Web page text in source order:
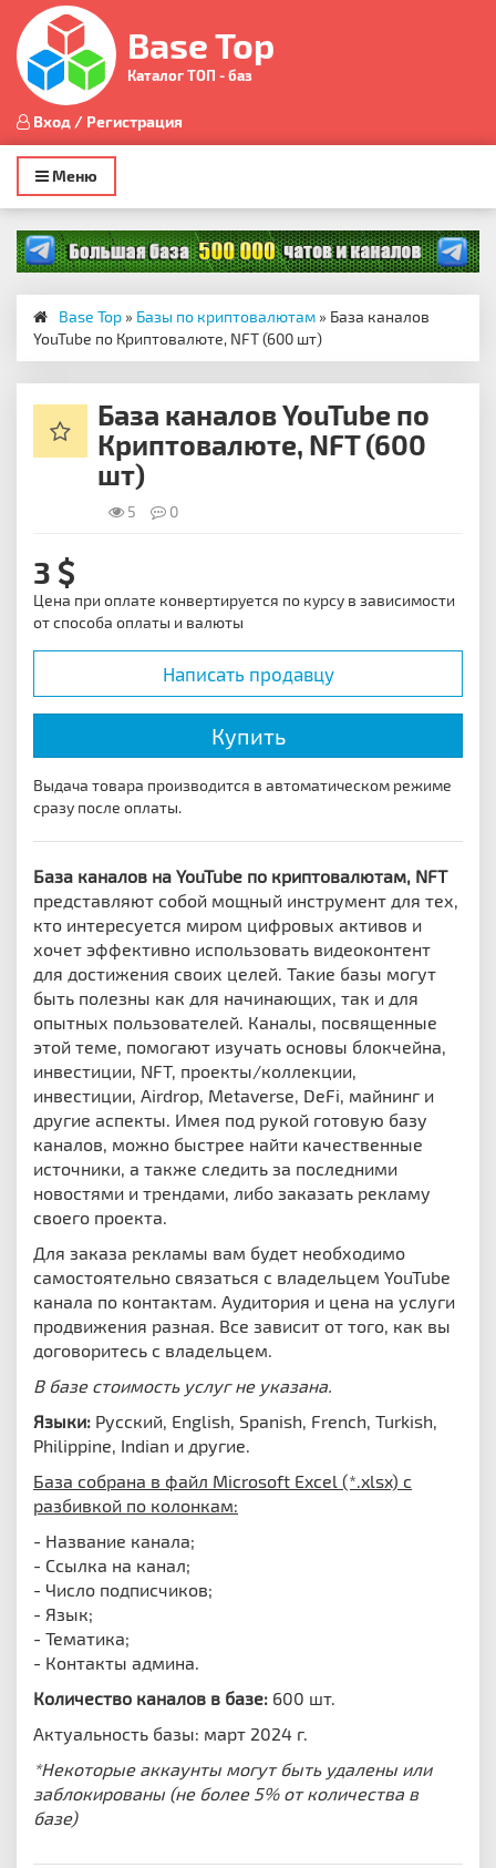
Base Top
Каталог ТОП - баз
Вход / Регистрация
Toggle
navigation
Меню
Base Top » Базы по криптовалютам » База каналов
YouTube по Криптовалюте, NFT (600 шт)
База каналов YouTube по
Криптовалюте, NFT (600
шт)
5 0
3
Цена при оплате конвертируется по курсу в зависимости
от способа оплаты и валюты
Написать продавцу
Купить
Выдача товара производится в автоматическом режиме
сразу после оплаты.
База каналов на YouTube по криптовалютам, NFT
представляют собой мощный инструмент для тех,
кто интересуется миром цифровых активов и
хочет эффективно использовать видеоконтент
для достижения своих целей. Такие базы могут
быть полезны как для начинающих, так и для
опытных пользователей. Каналы, посвященные
этой теме, помогают изучать основы блокчейна,
инвестиции, NFT, проекты/коллекции,
инвестиции, Airdrop, Metaverse, DeFi, майнинг и
другие аспекты. Имея под рукой готовую базу
каналов, можно быстрее найти качественные
источники, а также следить за последними
новостями и трендами, либо заказать рекламу
своего проекта.
Для заказа рекламы вам будет необходимо
самостоятельно связаться с владельцем YouTube
канала по контактам. Аудитория и цена на услуги
продвижения разная. Все зависит от того, как вы
договоритесь с владельцем.
В базе стоимость услуг не указана.
Языки: Русский, English, Spanish, French, Turkish,
Philippine, Indian и другие.
База собрана в файл Microsoft Excel (*.xlsx) с
разбивкой по колонкам:
- Название канала;
- Ссылка на канал;
- Число подписчиков;
- Язык;
- Тематика;
- Контакты админа.
Количество каналов в базе: 600 шт.
Актуальность базы: март 2024 г.
*Некоторые аккаунты могут быть удалены или
заблокированы (не более 5% от количества в
базе)